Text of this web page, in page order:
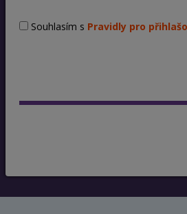
Souhlasím s Pravidly pro